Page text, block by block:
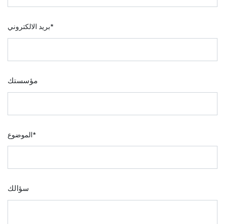
بريد الالكتروني*
مؤسستك
الموضوع*
سؤالك